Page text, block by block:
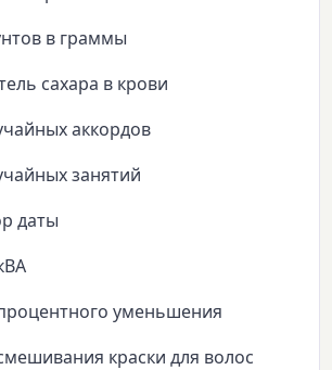
в граммы
сахара в крови
аккордов
занятий
даты
уменьшения
краски для волос